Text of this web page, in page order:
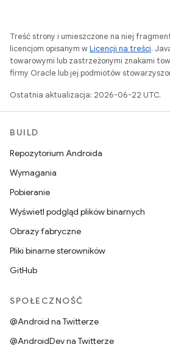
Treść strony i umieszczone na niej
licencjom opisanym wLicencji na treści.
towarowymi lub zastrzeżonymi znakami
firmy Oracle lub jej podmiotów
Ostatnia aktualizacja: 2026-06-22 UTC.
BUILD
Repozytorium Androida
Wymagania
Pobieranie
Wyświetl podgląd plików binarnych
Obrazy fabryczne
Pliki binarne sterowników
GitHub
SPOŁECZNOŚĆ
@Android na Twitterze
@AndroidDev na Twitterze